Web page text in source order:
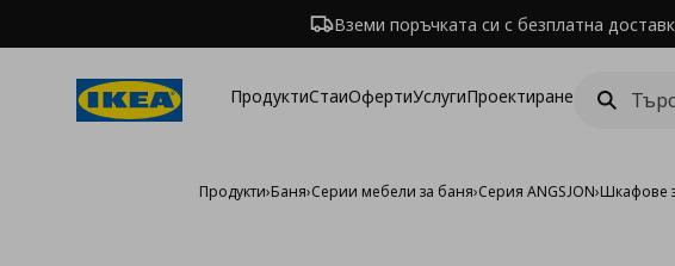
Вземи поръчката си с безплатна
ПродуктиСтаиОфертиУслугиПроектиране
Продукти›Баня›Серии мебели за баня›Серия ANGSJON›Шкафове